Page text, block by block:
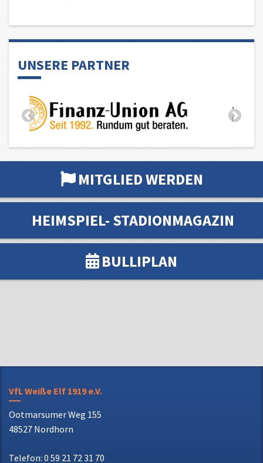
UNSERE PARTNER
MITGLIED WERDEN
HEIMSPIEL- STADIONMAGAZIN
BULLIPLAN
VfL Weiße Elf 1919 e.V.
Ootmarsumer Weg 155
48527 Nordhorn
Telefon: 0 59 21 72 31 70